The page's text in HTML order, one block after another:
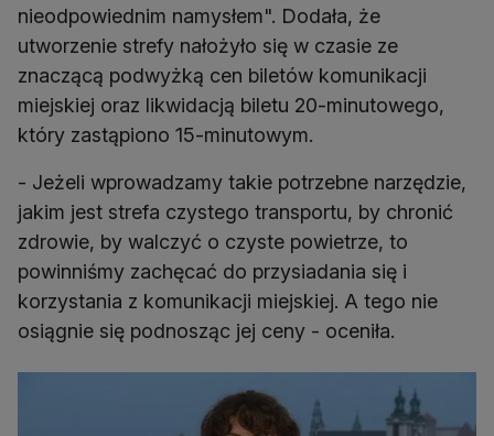
nieodpowiednim namysłem". Dodała, że
utworzenie strefy nałożyło się w czasie ze
znaczącą podwyżką cen biletów komunikacji
miejskiej oraz likwidacją biletu 20-minutowego,
który zastąpiono 15-minutowym.
- Jeżeli wprowadzamy takie potrzebne narzędzie,
jakim jest strefa czystego transportu, by chronić
zdrowie, by walczyć o czyste powietrze, to
powinniśmy zachęcać do przysiadania się i
korzystania z komunikacji miejskiej. A tego nie
osiągnie się podnosząc jej ceny - oceniła.